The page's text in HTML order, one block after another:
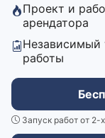
Проект и
арендатора
Независимый
работы
Запуск работ от 2-